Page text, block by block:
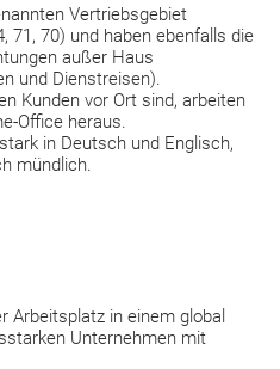
Vertriebsgebiet
71, 70) und haben ebenfalls die
außer Haus
und Dienstreisen).
Kunden vor Ort sind, arbeiten
Office heraus.
in Deutsch und Englisch,
mündlich.
Arbeitsplatz in einem global
Unternehmen mit